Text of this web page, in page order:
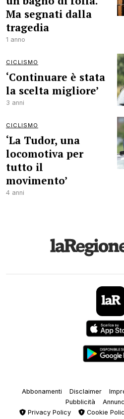
Ma segnati dalla
tragedia
1 anno
CICLISMO
‘Continuare è stata
la scelta migliore’
3 anni
CICLISMO
‘La Tudor, una
locomotiva per
tutto il
movimento’
4 anni
Abbonamenti Disclaimer
Pubblicità
Privacy Policy
Cookie